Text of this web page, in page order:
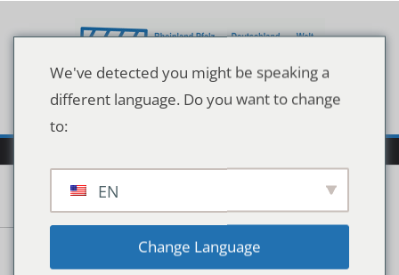
Inhalt
128187756
We've detected you might be speaking a
different language. Do you want to change
to:
EN
Change Language